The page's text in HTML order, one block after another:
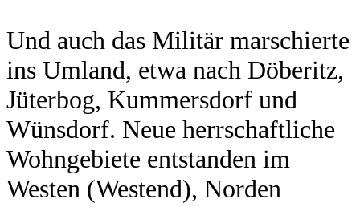
Und auch das Militär marschierte
ins Umland, etwa nach Döberitz,
­Jüterbog, Kummersdorf und
Wünsdorf. Neue herrschaftliche
Wohngebiete entstanden im
Westen (Westend), Norden